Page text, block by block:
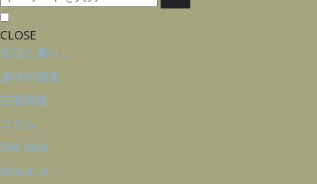
CLOSE
生活と暮らし
趣味や娯楽
芸能関連
コラム
Site Map
About us